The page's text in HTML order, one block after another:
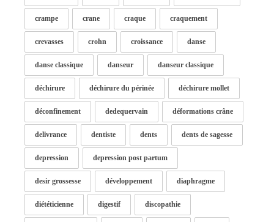
crampe crane craque craquement
crevasses crohn croissance danse
danse classique danseur danseur classique
déchirure déchirure du périnée déchirure mollet
déconfinement dedequervain déformations crâne
delivrance dentiste dents dents de sagesse
depression depression post partum
desir grossesse développement diaphragme
diététicienne digestif discopathie